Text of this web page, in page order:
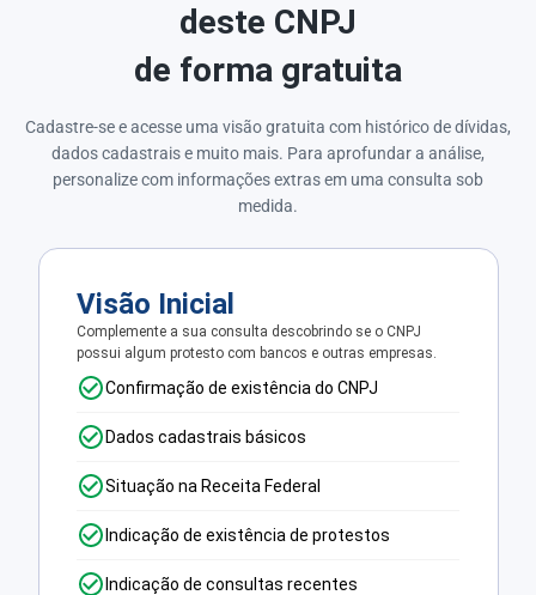
deste CNPJ
de forma gratuita
Cadastre-se e acesse uma visão gratuita com histórico de dívidas,
dados cadastrais e muito mais. Para aprofundar a análise,
personalize com informações extras em uma consulta sob
medida.
Visão Inicial
Complemente a sua consulta descobrindo se o CNPJ
possui algum protesto com bancos e outras empresas.
Confirmação de existência do CNPJ
Dados cadastrais básicos
Situação na Receita Federal
Indicação de existência de protestos
Indicação de consultas recentes